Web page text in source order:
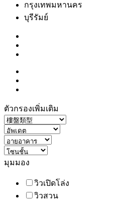
กรุงเทพมหานคร
บุรีรัมย์
ตัวกรองเพิ่มเติม
มุมมอง
วิวเปิดโล่ง
วิวสวน